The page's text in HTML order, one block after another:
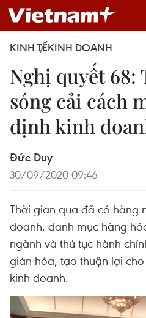
KINH TẾKINH DOANH
Nghị quyết 68:
sóng cải cách
định kinh
Đức Duy
30/09/2020 09:46
Thời gian qua đã có hàng
doanh, danh mục hàng
ngành và thủ tục hành
giản hóa, tạo thuận lợi
kinh doanh.